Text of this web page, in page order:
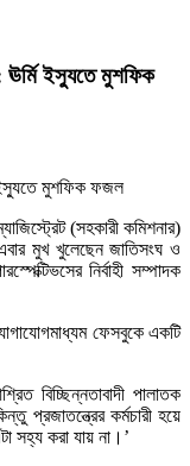
ঊর্মি ইস্যুতে মুশফিক
(সহকারী কমিশনার)
মুখ খুলেছেন জাতিসংঘ ও
নির্বাহী সম্পাদক
ফেসবুকে একটি
বিচ্ছিন্নতাবাদী পালাতক
প্রজাতন্ত্রের কর্মচারী হয়ে
সহ্য করা যায় না।’